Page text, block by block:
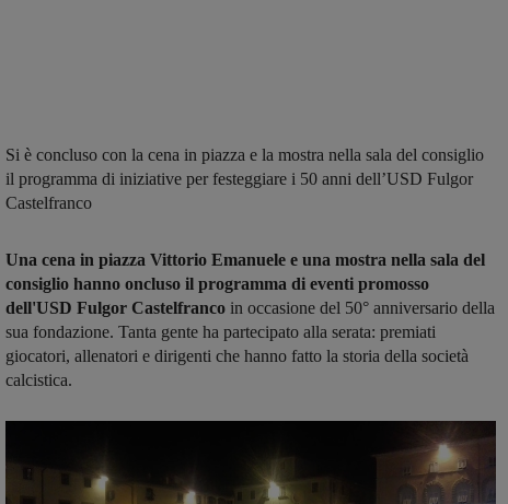
Si è concluso con la cena in piazza e la mostra nella sala del consiglio
il programma di iniziative per festeggiare i 50 anni dell’USD Fulgor
Castelfranco
Una cena in piazza Vittorio Emanuele e una mostra nella sala del
consiglio hanno oncluso il programma di eventi promosso
dell'USD Fulgor Castelfranco in occasione del 50° anniversario della
sua fondazione. Tanta gente ha partecipato alla serata: premiati
giocatori, allenatori e dirigenti che hanno fatto la storia della società
calcistica.